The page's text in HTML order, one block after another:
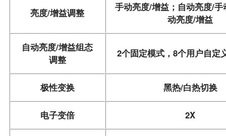
亮度/增益调整
手动亮度/增益；自动亮度/手
动亮度/增益
自动亮度/增益组态
调整
2个固定模式，8个用户自定
极性变换 黑热/白热切换
电子变倍 2X